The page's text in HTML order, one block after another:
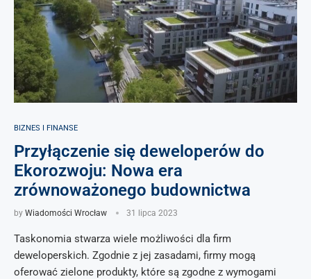
BIZNES I FINANSE
Przyłączenie się deweloperów do
Ekorozwoju: Nowa era
zrównoważonego budownictwa
by Wiadomości Wrocław 31 lipca 2023
Taskonomia stwarza wiele możliwości dla firm
deweloperskich. Zgodnie z jej zasadami, firmy mogą
oferować zielone produkty, które są zgodne z wymogami